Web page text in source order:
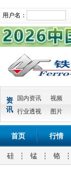
用户名：
资
讯
国内资讯 视频
行业透视
图片
首页 行情
硅 锰 铬